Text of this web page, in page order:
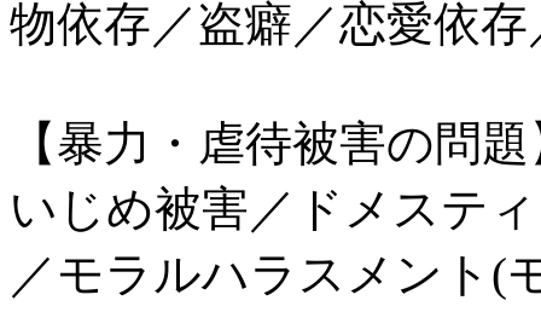
物依存／盗癖／恋愛依
【暴力・虐待被害の問
いじめ被害／ドメステ
／モラルハラスメント(